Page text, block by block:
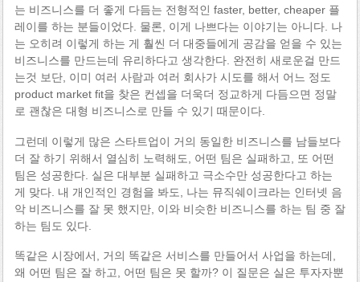
는 비즈니스를 더 좋게 다듬는 전형적인 faster, better, cheaper 플
레이를 하는 분들이었다. 물론, 이게 나쁘다는 이야기는 아니다. 나
는 오히려 이렇게 하는 게 훨씬 더 대중들에게 공감을 얻을 수 있는
비즈니스를 만드는데 유리하다고 생각한다. 완전히 새로운걸 만드
는것 보단, 이미 여러 사람과 여러 회사가 시도를 해서 어느 정도
product market fit을 찾은 컨셉을 더욱더 정교하게 다듬으면 정말
로 괜찮은 대형 비즈니스로 만들 수 있기 때문이다.
그런데 이렇게 많은 스타트업이 거의 동일한 비즈니스를 남들보다
더 잘 하기 위해서 열심히 노력해도, 어떤 팀은 실패하고, 또 어떤
팀은 성공한다. 실은 대부분 실패하고 극소수만 성공한다고 하는
게 맞다. 내 개인적인 경험을 봐도, 나는 뮤직쉐이크라는 인터넷 음
악 비즈니스를 잘 못 했지만, 이와 비슷한 비즈니스를 하는 팀 중 잘
하는 팀도 있다.
똑같은 시장에서, 거의 똑같은 서비스를 만들어서 사업을 하는데,
왜 어떤 팀은 잘 하고, 어떤 팀은 못 할까? 이 질문은 실은 투자자뿐